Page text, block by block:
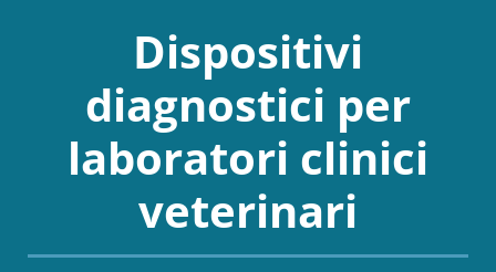
Dispositivi
diagnostici per
laboratori clinici
veterinari